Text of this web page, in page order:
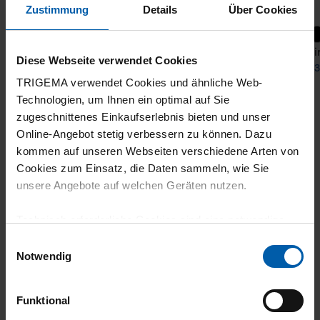
Zustimmung Details Über Cookies
Diese Webseite verwendet Cookies
TRIGEMA verwendet Cookies und ähnliche Web-
Technologien, um Ihnen ein optimal auf Sie
zugeschnittenes Einkaufserlebnis bieten und unser
Online-Angebot stetig verbessern zu können. Dazu
kommen auf unseren Webseiten verschiedene Arten von
Cookies zum Einsatz, die Daten sammeln, wie Sie
unsere Angebote auf welchen Geräten nutzen.
grundlegende Funktionen wie etwa zur Auswahl und
gewährleisten.
Notwendig
Funktional
+21
from 31,90 €
T-
from
climate-neutral
shipping
Family business